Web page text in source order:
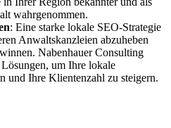
wahrgenommen.
: Eine starke lokale SEO-Strategie
Anwaltskanzleien abzuheben
Nabenhauer Consulting
Lösungen, um Ihre lokale
und Ihre Klientenzahl zu steigern.